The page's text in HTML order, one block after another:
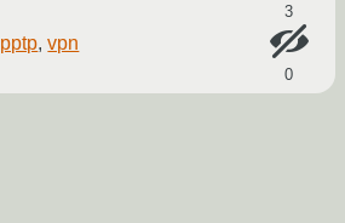
3
0
pptp,vpn